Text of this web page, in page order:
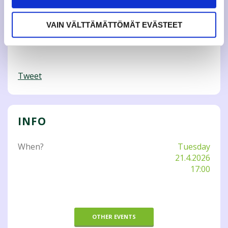
VAIN VÄLTTÄMÄTTÖMÄT EVÄSTEET
More informationepj@jamko.fi
Tweet
INFO
When?
Tuesday
21.4.2026
17:00
OTHER EVENTS